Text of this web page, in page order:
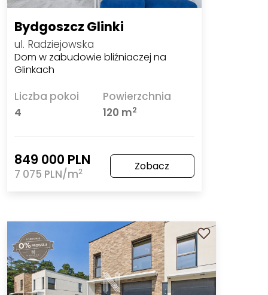
Bydgoszcz Glinki
ul. Radziejowska
Dom w zabudowie bliźniaczej na
Glinkach
Liczba pokoi
4
Powierzchnia
120 m2
849 000 PLN
7 075 PLN/m2 Zobacz